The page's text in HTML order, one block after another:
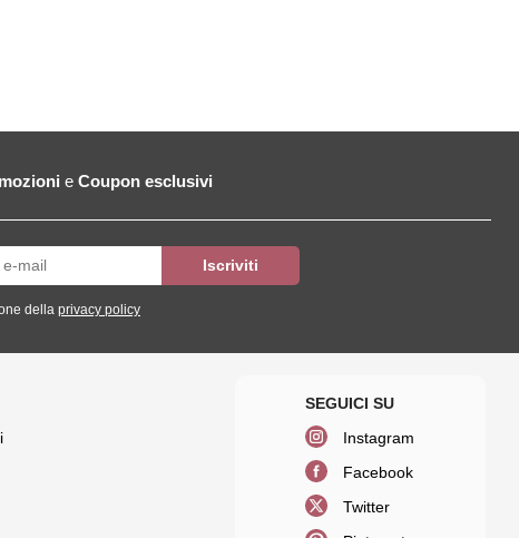
e Coupon esclusivi
della privacy policy
Instagram
Facebook
Twitter